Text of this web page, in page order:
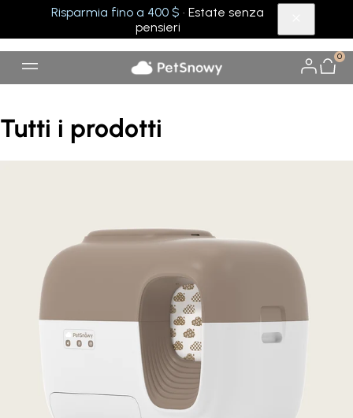
Risparmia fino a 400 $ · Estate senza
pensieri
0
Tutti i prodotti